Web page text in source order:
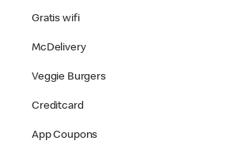
Gratis wifi
McDelivery
Veggie Burgers
Creditcard
App Coupons